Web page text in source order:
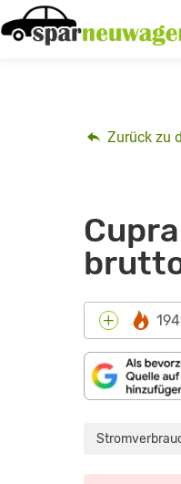
Skip
to
Zurück zu
+
WAS
KANN
ELEKTRO-